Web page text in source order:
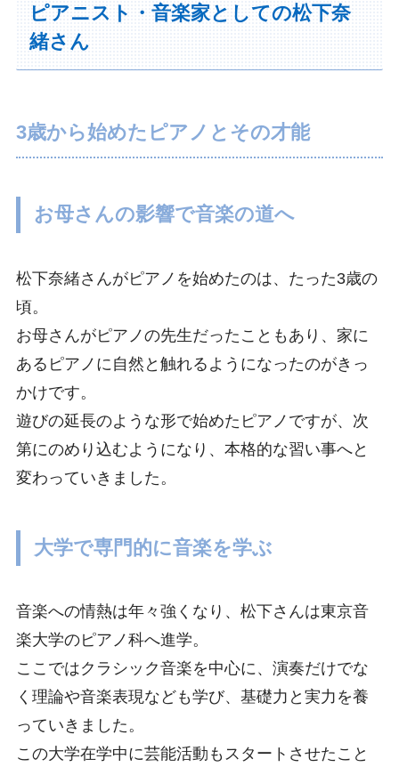
ピアニスト・音楽家としての松下奈
緒さん
3歳から始めたピアノとその才能
お母さんの影響で音楽の道へ
松下奈緒さんがピアノを始めたのは、たった3歳の
頃。
お母さんがピアノの先生だったこともあり、家に
あるピアノに自然と触れるようになったのがきっ
かけです。
遊びの延長のような形で始めたピアノですが、次
第にのめり込むようになり、本格的な習い事へと
変わっていきました。
大学で専門的に音楽を学ぶ
音楽への情熱は年々強くなり、松下さんは東京音
楽大学のピアノ科へ進学。
ここではクラシック音楽を中心に、演奏だけでな
く理論や音楽表現なども学び、基礎力と実力を養
っていきました。
この大学在学中に芸能活動もスタートさせたこと